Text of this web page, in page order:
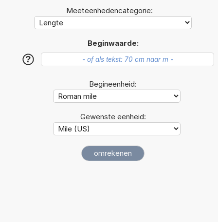
Meeteenhedencategorie:
Beginwaarde:
?
Begineenheid:
Gewenste eenheid: